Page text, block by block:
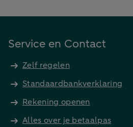
Service en Contact
Zelf regelen
Standaardbankverklaring
Rekening openen
Alles over je betaalpas